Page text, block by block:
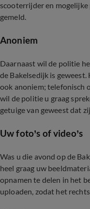
scooterrijder en
gemeld.
Anoniem
Daarnaast wil de politie
de Bakelsedijk is
ook anoniem; telefonisch
wil de politie u graag
getuige van geweest dat
Uw foto’s of video’s
Was u die avond op de
heel graag uw
opnamen te delen in het
uploaden, zodat het